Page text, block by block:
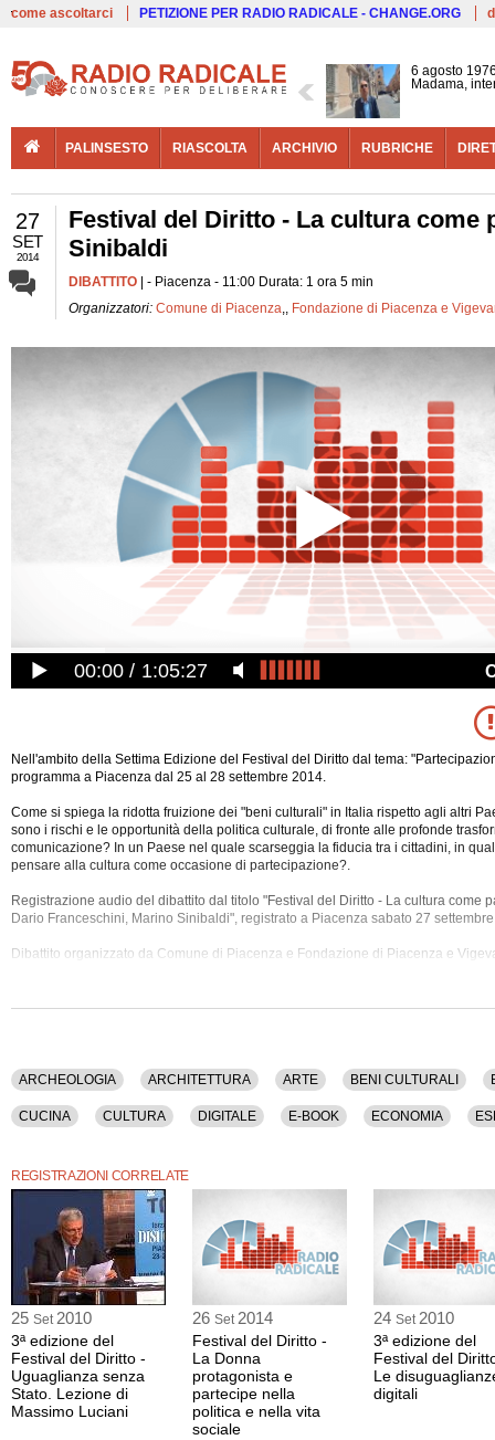
come ascoltarci PETIZIONE PER RADIO RADICALE - CHANGE.ORG
6 agosto
Madama,
PALINSESTO RIASCOLTA ARCHIVIO RUBRICHE
27
SET
2014
Festival del Diritto - La cultura come
Sinibaldi
DIBATTITO | - Piacenza - 11:00 Durata: 1 ora 5 min
Organizzatori: Comune di Piacenza,, Fondazione di Piacenza e
00:00 1:05:27
Nell'ambito della Settima Edizione del Festival del Diritto dal tema:
programma a Piacenza dal 25 al 28 settembre 2014.
Come si spiega la ridotta fruizione dei "beni culturali" in Italia rispetto agli altri
sono i rischi e le opportunità della politica culturale, di fronte alle profonde
comunicazione? In un Paese nel quale scarseggia la fiducia tra i cittadini, in
pensare alla cultura come occasione di partecipazione?.
Registrazione audio del dibattito dal titolo "Festival del Diritto - La cultura come
Dario Franceschini, Marino Sinibaldi", registrato a Piacenza sabato 27
Dibattito organizzato da Comune di Piacenza e Fondazione di Piacenza e
Sono intervenuti: Massimiliano Panarari (giornalista), Marino Sinibaldi
Comuni, Comunicazione, Concorrenza, Cucina, Cultura, Digitale, E-book,
Commerciali, Europa, Facebook, Film, Fisco, Franceschini, Internet,
Letteratura, Libro, Ministeri, Moda, Museo, Musica, Patrimonio, Societa', Stato,
Teatro, Turismo, Twitter, Unione Europea.
ARCHEOLOGIA ARCHITETTURA ARTE BENI CULTURALI
CUCINA CULTURA DIGITALE E-BOOK ECONOMIA
PATRIMONIO SOCIETA' STATO SVILUPPO TASSE
REGISTRAZIONI CORRELATE
25 Set 2010
3ª edizione del
Festival del Diritto -
Uguaglianza senza
Stato. Lezione di
Massimo Luciani
26 Set 2014
Festival del Diritto -
La Donna
protagonista e
partecipe nella
politica e nella vita
sociale
24 Set 2010
3ª edizione del
Festival del
Le
digitali